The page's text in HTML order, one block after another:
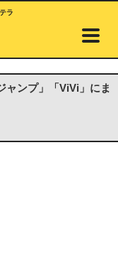
ラ
ャンプ」「ViVi」にま